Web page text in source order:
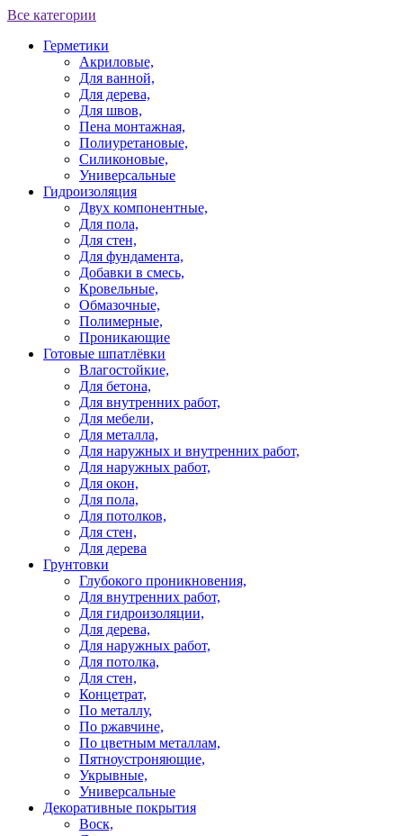
Все категории
Герметики
Акриловые,
Для ванной,
Для дерева,
Для швов,
Пена монтажная,
Полиуретановые,
Силиконовые,
Универсальные
Гидроизоляция
Двух компонентные,
Для пола,
Для стен,
Для фундамента,
Добавки в смесь,
Кровельные,
Обмазочные,
Полимерные,
Проникающие
Готовые шпатлёвки
Влагостойкие,
Для бетона,
Для внутренних работ,
Для мебели,
Для металла,
Для наружных и внутренних работ,
Для наружных работ,
Для окон,
Для пола,
Для потолков,
Для стен,
Для дерева
Грунтовки
Глубокого проникновения,
Для внутренних работ,
Для гидроизоляции,
Для дерева,
Для наружных работ,
Для потолка,
Для стен,
Концетрат,
По металлу,
По ржавчине,
По цветным металлам,
Пятноустроняющие,
Укрывные,
Универсальные
Декоративные покрытия
Воск,